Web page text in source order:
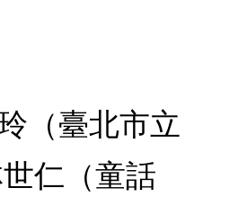
（臺北市立
仁（童話